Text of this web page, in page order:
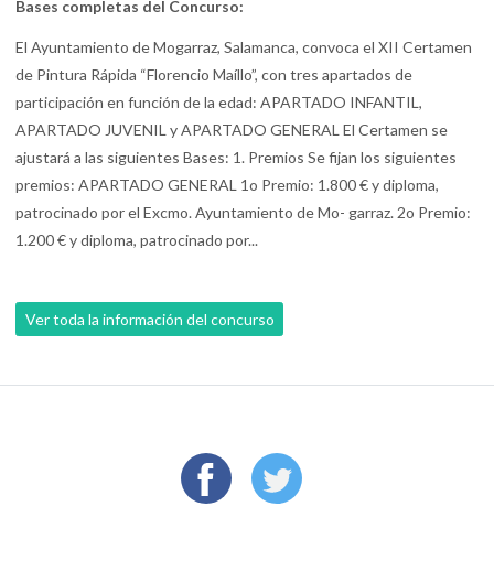
Bases completas del Concurso:
El Ayuntamiento de Mogarraz, Salamanca, convoca el XII Certamen
de Pintura Rápida “Florencio Maíllo”, con tres apartados de
participación en función de la edad: APARTADO INFANTIL,
APARTADO JUVENIL y APARTADO GENERAL El Certamen se
ajustará a las siguientes Bases: 1. Premios Se fijan los siguientes
premios: APARTADO GENERAL 1o Premio: 1.800 € y diploma,
patrocinado por el Excmo. Ayuntamiento de Mo- garraz. 2o Premio:
1.200 € y diploma, patrocinado por...
Ver toda la información del concurso